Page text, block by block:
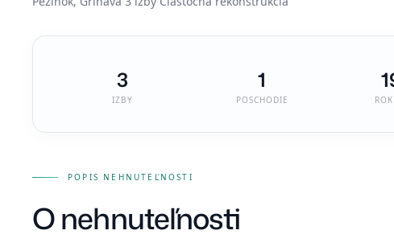
3
IZBY
1
POSCHODIE
POPIS NEHNUTEĽNOSTI
O nehnuteľnosti